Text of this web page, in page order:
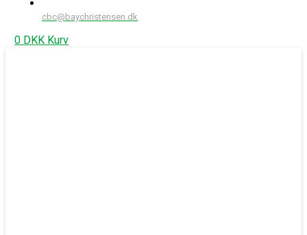
cbc@baychristensen.dk
0 DKK Kurv